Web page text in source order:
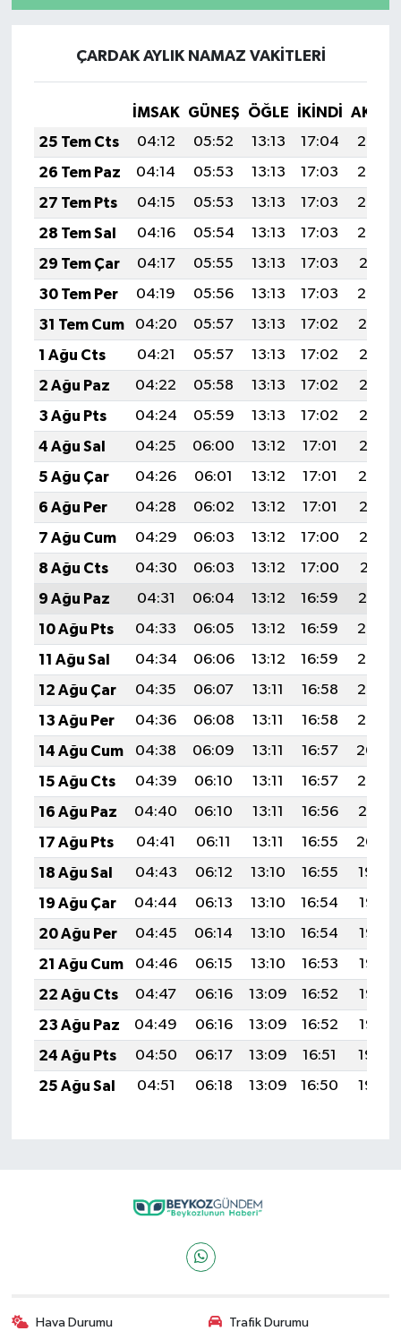
ÇARDAK AYLIK NAMAZ VAKITLERI
İMSAK GÜNEŞ ÖĞLE İKINDI
25 Tem Cts
04:12 05:52 13:13 17:04
20:24
26 Tem Paz
04:14 05:53 13:13 17:03
20:23
27 Tem Pts
04:15 05:53 13:13 17:03
20:22
28 Tem Sal
04:16 05:54 13:13 17:03
20:22
29 Tem Çar
04:17 05:55 13:13 17:03
20:21
30 Tem Per
04:19 05:56 13:13 17:03
20:20
31 Tem Cum
04:20 05:57 13:13 17:02
20:19
1 Ağu Cts
04:21 05:57 13:13 17:02
20:18
2 Ağu Paz
04:22 05:58 13:13 17:02
20:17
3 Ağu Pts
04:24 05:59 13:13 17:02
20:16
4 Ağu Sal
04:25 06:00 13:12 17:01
20:15
5 Ağu Çar
04:26 06:01 13:12 17:01
20:14
6 Ağu Per
04:28 06:02 13:12 17:01
20:13
7 Ağu Cum
04:29 06:03 13:12 17:00
20:12
8 Ağu Cts
04:30 06:03 13:12 17:00
20:11
9 Ağu Paz
04:31 06:04 13:12 16:59
20:10
10 Ağu Pts
04:33 06:05 13:12 16:59
20:08
11 Ağu Sal
04:34 06:06 13:12 16:59
20:07
12 Ağu Çar
04:35 06:07 13:11 16:58
20:06
13 Ağu Per
04:36 06:08 13:11 16:58
20:05
14 Ağu Cum
04:38 06:09 13:11 16:57
20:04
15 Ağu Cts
04:39 06:10 13:11 16:57
20:02
16 Ağu Paz
04:40 06:10 13:11 16:56
20:01
17 Ağu Pts
04:41 06:11 13:11 16:55
20:00
18 Ağu Sal
04:43 06:12 13:10 16:55
19:59
19 Ağu Çar
04:44 06:13 13:10 16:54
19:57
20 Ağu Per
04:45 06:14 13:10 16:54
19:56
21 Ağu Cum
04:46 06:15 13:10 16:53
19:55
22 Ağu Cts
04:47 06:16 13:09 16:52
19:53
23 Ağu Paz
04:49 06:16 13:09 16:52
19:52
24 Ağu Pts
04:50 06:17 13:09 16:51
19:50
25 Ağu Sal
04:51 06:18 13:09 16:50 19:49
Hava Durumu Trafik Durumu